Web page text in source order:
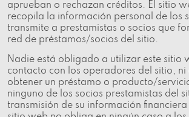
aprueban o rechazan créditos. El sitio
recopila la información personal de los
transmite a prestamistas o socios que
red de préstamos/socios del sitio.
Nadie está obligado a utilizar este sitio
contacto con los operadores del sitio, ni
obtener un préstamo o producto/
ninguno de los socios prestamistas del
transmisión de su información financiera